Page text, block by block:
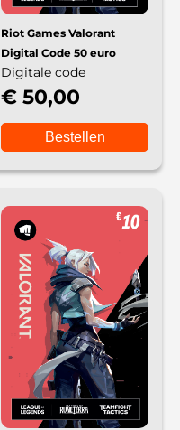
Riot Games Valorant
Digital Code 50 euro
Digitale code
€ 50,00
Bestellen